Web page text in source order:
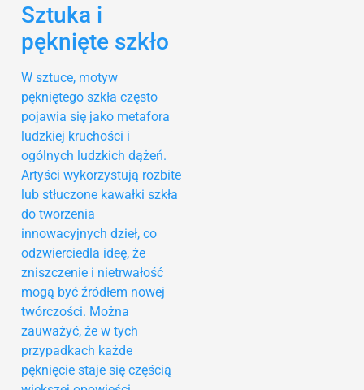
Sztuka i
pęknięte szkło
W sztuce, motyw
pękniętego szkła często
pojawia się jako metafora
ludzkiej kruchości i
ogólnych ludzkich dążeń.
Artyści wykorzystują rozbite
lub stłuczone kawałki szkła
do tworzenia
innowacyjnych dzieł, co
odzwierciedla ideę, że
zniszczenie i nietrwałość
mogą być źródłem nowej
twórczości. Można
zauważyć, że w tych
przypadkach każde
pęknięcie staje się częścią